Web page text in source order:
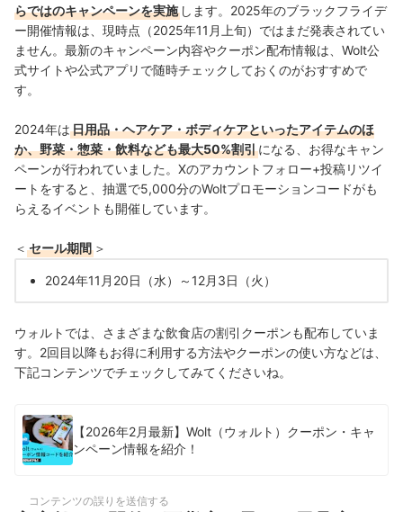
らではのキャンペーンを実施 します。2025年のブラックフライデ
ー開催情報は、現時点（2025年11月上旬）ではまだ発表されてい
ません。最新のキャンペーン内容やクーポン配布情報は、Wolt公
式サイトや公式アプリで随時チェックしておくのがおすすめで
す。
2024年は日用品・ヘアケア・ボディケアといったアイテムのほ
か、野菜・惣菜・飲料なども最大50%割引になる、お得なキャン
ペーンが行われていました。Xのアカウントフォロー+投稿リツイ
ートをすると、抽選で5,000分のWoltプロモーションコードがも
らえるイベントも開催しています。
＜ セール期間 ＞
2024年11月20日（水）～12月3日（火）
ウォルトでは、さまざまな飲食店の割引クーポンも配布していま
す。2回目以降もお得に利用する方法やクーポンの使い方などは、
下記コンテンツでチェックしてみてくださいね。
【2026年2月最新】Wolt（ウォルト）クーポン・キャ
ンペーン情報を紹介！
コンテンツの誤りを送信する